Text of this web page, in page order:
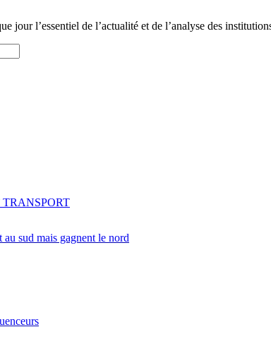
jour l’essentiel de l’actualité et de l’analyse des
au sud mais gagnent le nord